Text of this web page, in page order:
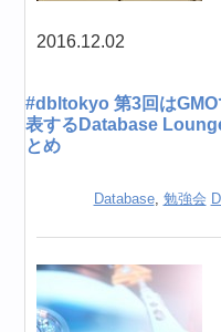
2016.12.02
#dbltokyo 第3回は
表するDatabase
とめ
Database, 勉強会